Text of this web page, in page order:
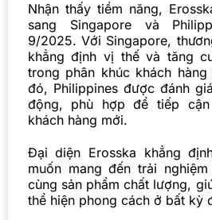
Nhận thấy tiềm năng,
sang Singapore và
9/2025. Với Singapore,
khẳng định vị thế và tăng
trong phân khúc khách
đó, Philippines được đánh
động, phù hợp để tiếp cận
khách hàng mới.
Đại diện Erosska khẳng
muốn mang đến trải
cùng sản phẩm chất lượng,
thể hiện phong cách ở bất kỳ